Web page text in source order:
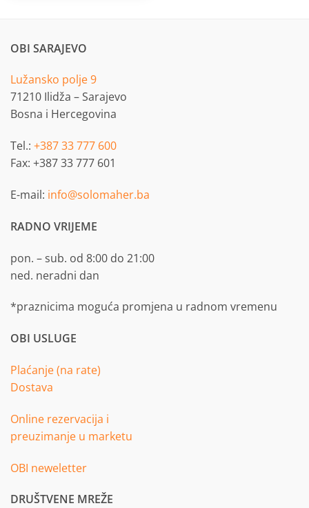
OBI SARAJEVO
Lužansko polje 9
71210 Ilidža – Sarajevo
Bosna i Hercegovina
Tel.: +387 33 777 600
Fax: +387 33 777 601
E-mail: info@solomaher.ba
RADNO VRIJEME
pon. – sub. od 8:00 do 21:00
ned. neradni dan
*praznicima moguća promjena u radnom vremenu
OBI USLUGE
Plaćanje (na rate)
Dostava
Online rezervacija i
preuzimanje u marketu
OBI neweletter
DRUŠTVENE MREŽE